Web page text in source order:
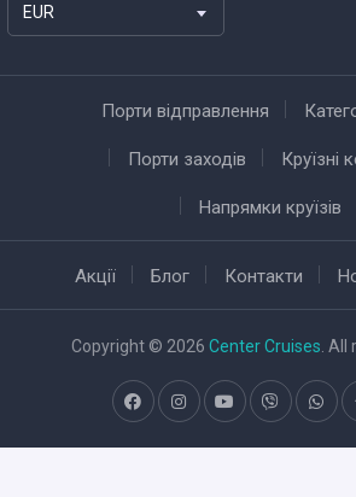
EUR
Порти відправлення
Порти заходів Круїзні
Напрямки круїзів
Акції Блог Контакти
Copyright © 2026 Center Cruises .